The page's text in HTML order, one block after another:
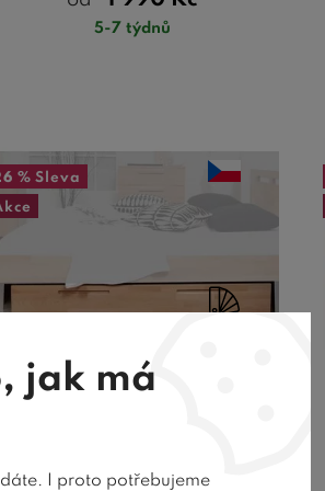
5-7 týdnů
% Sleva
prostor pod postele
jak má
I proto potřebujeme